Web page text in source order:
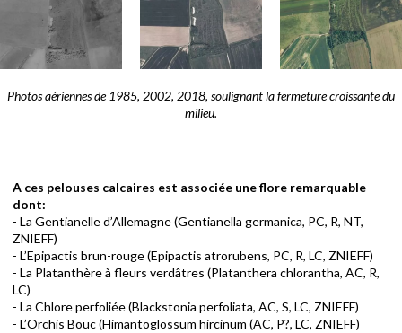
Photos aériennes de 1985, 2002, 2018, soulignant la fermeture croissante du
milieu.
A ces pelouses calcaires est associée une flore remarquable
dont:
- La Gentianelle d’Allemagne (Gentianella germanica, PC, R, NT,
ZNIEFF)
- L’Epipactis brun-rouge (Epipactis atrorubens, PC, R, LC, ZNIEFF)
- La Platanthère à fleurs verdâtres (Platanthera chlorantha, AC, R,
LC)
- La Chlore perfoliée (Blackstonia perfoliata, AC, S, LC, ZNIEFF)
- L’Orchis Bouc (Himantoglossum hircinum (AC, P?, LC, ZNIEFF)